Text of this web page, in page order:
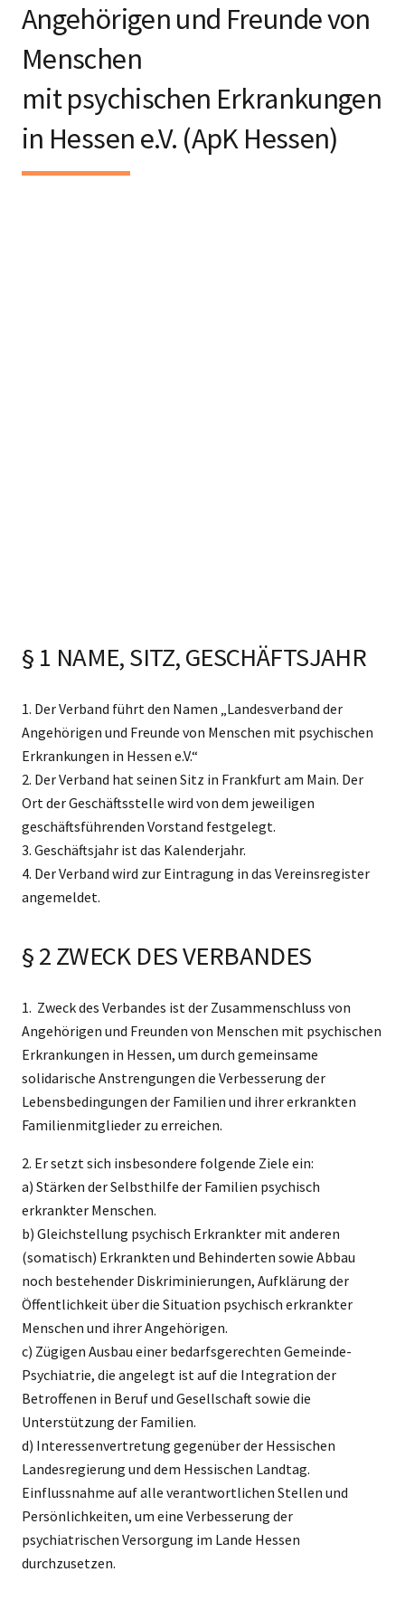
Angehörigen und Freunde von
Menschen
mit psychischen Erkrankungen
in Hessen e.V. (ApK Hessen)
§ 1 NAME, SITZ, GESCHÄFTSJAHR
1. Der Verband führt den Namen „Landesverband der
Angehörigen und Freunde von Menschen mit psychischen
Erkrankungen in Hessen e.V.“
2. Der Verband hat seinen Sitz in Frankfurt am Main. Der
Ort der Geschäftsstelle wird von dem jeweiligen
geschäftsführenden Vorstand festgelegt.
3. Geschäftsjahr ist das Kalenderjahr.
4. Der Verband wird zur Eintragung in das Vereinsregister
angemeldet.
§ 2 ZWECK DES VERBANDES
1. Zweck des Verbandes ist der Zusammenschluss von
Angehörigen und Freunden von Menschen mit psychischen
Erkrankungen in Hessen, um durch gemeinsame
solidarische Anstrengungen die Verbesserung der
Lebensbedingungen der Familien und ihrer erkrankten
Familienmitglieder zu erreichen.
2. Er setzt sich insbesondere folgende Ziele ein:
a) Stärken der Selbsthilfe der Familien psychisch
erkrankter Menschen.
b) Gleichstellung psychisch Erkrankter mit anderen
(somatisch) Erkrankten und Behinderten sowie Abbau
noch bestehender Diskriminierungen, Aufklärung der
Öffentlichkeit über die Situation psychisch erkrankter
Menschen und ihrer Angehörigen.
c) Zügigen Ausbau einer bedarfsgerechten Gemeinde-
Psychiatrie, die angelegt ist auf die Integration der
Betroffenen in Beruf und Gesellschaft sowie die
Unterstützung der Familien.
d) Interessenvertretung gegenüber der Hessischen
Landesregierung und dem Hessischen Landtag.
Einflussnahme auf alle verantwortlichen Stellen und
Persönlichkeiten, um eine Verbesserung der
psychiatrischen Versorgung im Lande Hessen
durchzusetzen.